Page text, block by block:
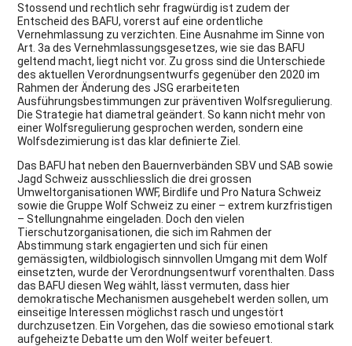
Stossend und rechtlich sehr fragwürdig ist zudem der
Entscheid des BAFU, vorerst auf eine ordentliche
Vernehmlassung zu verzichten. Eine Ausnahme im Sinne von
Art. 3a des Vernehmlassungsgesetzes, wie sie das BAFU
geltend macht, liegt nicht vor. Zu gross sind die Unterschiede
des aktuellen Verordnungsentwurfs gegenüber den 2020 im
Rahmen der Änderung des JSG erarbeiteten
Ausführungsbestimmungen zur präventiven Wolfsregulierung.
Die Strategie hat diametral geändert. So kann nicht mehr von
einer Wolfsregulierung gesprochen werden, sondern eine
Wolfsdezimierung ist das klar definierte Ziel.
Das BAFU hat neben den Bauernverbänden SBV und SAB sowie
Jagd Schweiz ausschliesslich die drei grossen
Umweltorganisationen WWF, Birdlife und Pro Natura Schweiz
sowie die Gruppe Wolf Schweiz zu einer – extrem kurzfristigen
– Stellungnahme eingeladen. Doch den vielen
Tierschutzorganisationen, die sich im Rahmen der
Abstimmung stark engagierten und sich für einen
gemässigten, wildbiologisch sinnvollen Umgang mit dem Wolf
einsetzten, wurde der Verordnungsentwurf vorenthalten. Dass
das BAFU diesen Weg wählt, lässt vermuten, dass hier
demokratische Mechanismen ausgehebelt werden sollen, um
einseitige Interessen möglichst rasch und ungestört
durchzusetzen. Ein Vorgehen, das die sowieso emotional stark
aufgeheizte Debatte um den Wolf weiter befeuert.